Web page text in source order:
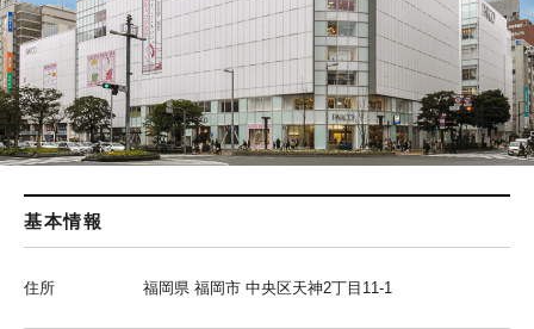
基本情報
住所 福岡県 福岡市 中央区天神2丁目11-1